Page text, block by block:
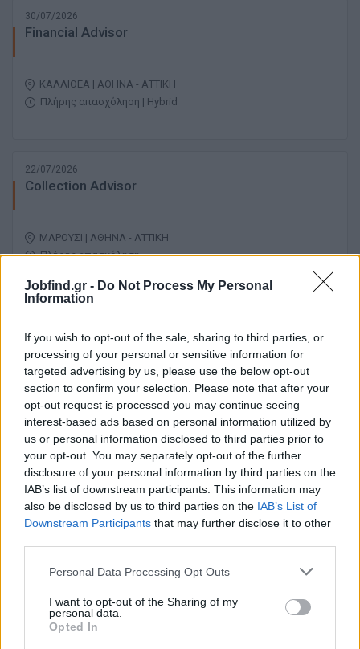
Jobfind.gr - Do Not Process My Personal
Information
If you wish to opt-out of the sale, sharing to third parties, or
processing of your personal or sensitive information for
targeted advertising by us, please use the below opt-out
section to confirm your selection. Please note that after your
opt-out request is processed you may continue seeing
interest-based ads based on personal information utilized by
us or personal information disclosed to third parties prior to
your opt-out. You may separately opt-out of the further
disclosure of your personal information by third parties on the
IAB’s list of downstream participants. This information may
also be disclosed by us to third parties on the IAB’s List of
Downstream Participants that may further disclose it to other
Personal Data Processing Opt Outs
I want to opt-out of the Sharing of my
personal data.
Opted In
30/07/2026
Financial Advisor
ΚΑΛΛΙΘΕΑ | ΑΘΗΝΑ - ΑΤΤΙΚΗ
Πλήρης απασχόληση | Hybrid
22/07/2026
Collection Advisor
ΜΑΡΟΥΣΙ | ΑΘΗΝΑ - ΑΤΤΙΚΗ
Πλήρης απασχόληση
Financial Advisor
ΚΑΛΛΙΘΕΑ | ΑΘΗΝΑ - ΑΤΤΙΚΗ
Πλήρης απασχόληση
21/07/2026
Υπάλληλοι Γραφείου (Τηλεφωνικής
Εξυπηρέτησης Πελατών)
ΚΕΝΤΡΟ ΑΘΗΝΑΣ | ΑΘΗΝΑ - ΑΤΤΙΚΗ
14/07/2026